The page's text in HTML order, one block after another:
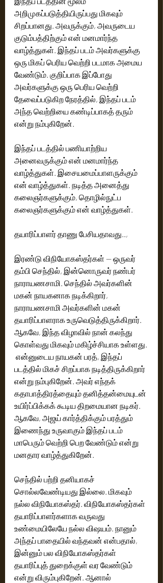
அறிமுகப்படுத்தியிருப்பது மிகவும்
சிறப்பானது. அவருக்கும், அவருடைய
குடும்பத்திற்கும் என் மனமார்ந்த
வாழ்த்துகள். இந்தப் படம் அவர்களுக்கு
ஒரு மிகப் பெரிய வெற்றி படமாக அமைய
வேண்டும். குறிப்பாக இப்போது
அவர்களுக்கு ஒரு பெரிய வெற்றி
தேவைப்படுகிற நேரத்தில், இந்தப் படம்
அந்த வெற்றியை கண்டிப்பாகத் தரும்
என்று நம்புகிறேன்.
இந்தப் படத்தில் பணியாற்றிய
அனைவருக்கும் என் மனமார்ந்த
வாழ்த்துகள். இசையமைப்பாளருக்கும்
என் வாழ்த்துகள். நடித்த அனைத்து
கலைஞர்களுக்கும், தொழில்நுட்ப
கலைஞர்களுக்கும் என் வாழ்த்துகள்.
தயாரிப்பாளர் தாணு பேசியதாவது..,
இரண்டு விநியோகஸ்தர்கள் — ஒருவர்
தம்பி செந்தில், இன்னொருவர் நண்பர்
நாராயணசாமி. செந்தில் அவர்களின்
மகன் நாயகனாக நடிக்கிறார்,
நாராயணசாமி அவர்களின் மகன்
தயாரிப்பாளராக உருவெடுத்திருக்கிறார்.
ஆகவே, இந்த விழாவில் நான் கலந்து
கொள்வது மிகவும் மகிழ்ச்சியாக உள்ளது.
என்னுடைய நாயகன் பரத், இந்தப்
படத்தில் மிகச் சிறப்பாக நடித்திருக்கிறார்
என்று நம்புகிறேன். அவர் எந்தக்
கதாபாத்திரத்தையும் தனித்தன்மையுடன்
உயிர்ப்பிக்கக் கூடிய திறமையான நடிகர்.
ஆகவே, அஜய் கார்த்திக்கும் பரத்தும்
இணைந்து உருவாகும் இந்தப் படம்
மாபெரும் வெற்றி பெற வேண்டும் என்று
மனதார வாழ்த்துகிறேன்.
செந்தில் பற்றி தனியாகச்
சொல்லவேண்டியது இல்லை. மிகவும்
நல்ல விநியோகஸ்தர். விநியோகஸ்தர்கள்
தயாரிப்பாளர்களாக வருவது
உண்மையிலேயே நல்ல விஷயம். நானும்
அந்தப் பாதையில் வந்தவன் என்பதால்,
இன்னும் பல விநியோகஸ்தர்கள்
தயாரிப்புத் துறைக்குள் வர வேண்டும்
என்று விரும்புகிறேன். ஆனால்